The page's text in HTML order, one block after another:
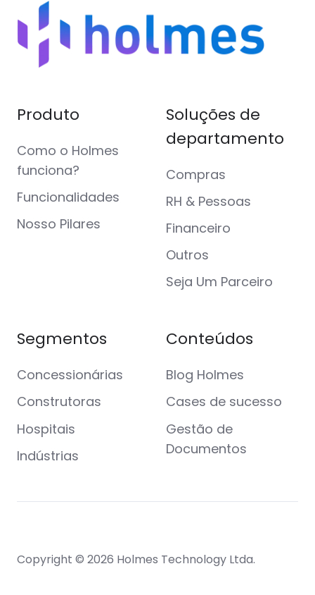
Produto
Como o Holmes
funciona?
Funcionalidades
Nosso Pilares
Soluções de
departamento
Compras
RH & Pessoas
Financeiro
Outros
Seja Um Parceiro
Segmentos
Concessionárias
Construtoras
Hospitais
Indústrias
Conteúdos
Blog Holmes
Cases de sucesso
Gestão de
Documentos
Copyright © 2026 Holmes Technology Ltda.